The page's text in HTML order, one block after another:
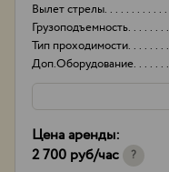
Вылет стрелы
Грузоподъемность
Тип проходимости
Доп.Оборудование
Цена аренды:
2 700 руб/час ?